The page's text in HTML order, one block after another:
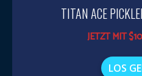
TITAN ACE
JETZT MIT
LOS